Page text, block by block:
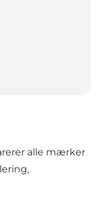
alle mærker